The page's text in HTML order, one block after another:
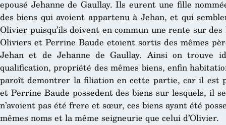
epousé Jehanne de Gaullay. Ils eurent une fille
des biens qui avoient appartenu à Jehan, et qui
Olivier puisqu’ils doivent en commun une rente sur
Oliviers et Perrine Baude etoient sortis des mêmes
Jehan et de Jehanne de Gaullay. Ainsi on trouve
qualification, propriété des mêmes biens, enfin
paroît demontrer la filiation en cette partie, car il est
et Perrine Baude possedent des biens sur lesquels, il
n’avoient pas été frere et sœur, ces biens ayant été
mêmes noms et la même seigneurie que celui d’Olivier.